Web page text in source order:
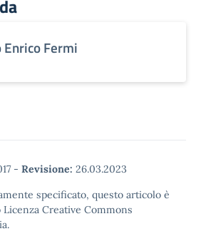
Enrico Fermi
- Revisione: 26.03.2023
specificato, questo articolo è
Creative Commons